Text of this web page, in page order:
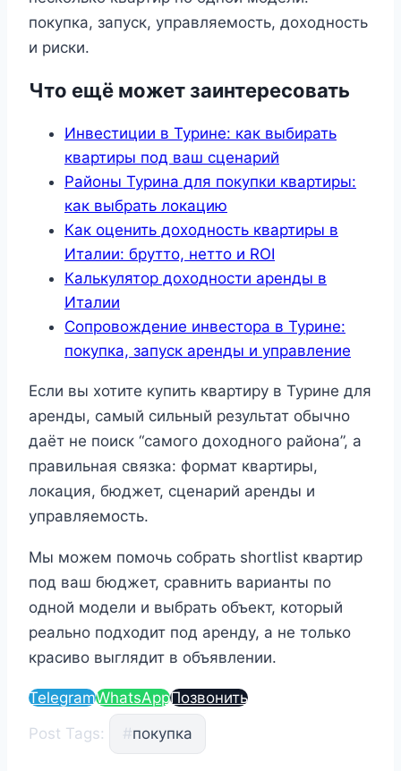
покупка, запуск, управляемость, доходность
и риски.
Что ещё может заинтересовать
Инвестиции в Турине: как выбирать
квартиры под ваш сценарий
Районы Турина для покупки квартиры:
как выбрать локацию
Как оценить доходность квартиры в
Италии: брутто, нетто и ROI
Калькулятор доходности аренды в
Италии
Сопровождение инвестора в Турине:
покупка, запуск аренды и управление
Если вы хотите купить квартиру в Турине для
аренды, самый сильный результат обычно
даёт не поиск “самого доходного района”, а
правильная связка: формат квартиры,
локация, бюджет, сценарий аренды и
управляемость.
Мы можем помочь собрать shortlist квартир
под ваш бюджет, сравнить варианты по
одной модели и выбрать объект, который
реально подходит под аренду, а не только
красиво выглядит в объявлении.
TelegramWhatsAppПозвонить
Post Tags:
#покупка